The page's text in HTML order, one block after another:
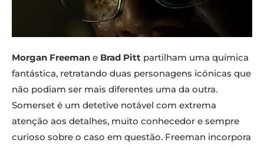
Morgan Freeman e Brad Pitt partilham uma química
fantástica, retratando duas personagens icónicas que
não podiam ser mais diferentes uma da outra.
Somerset é um detetive notável com extrema
atenção aos detalhes, muito conhecedor e sempre
curioso sobre o caso em questão. Freeman incorpora